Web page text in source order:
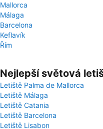
Mallorca
Málaga
Barcelona
Keflavík
Řím
Nejlepší světová
Letiště Palma de Mallorca
Letiště Málaga
Letiště Catania
Letiště Barcelona
Letiště Lisabon